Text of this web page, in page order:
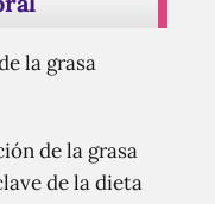
la grasa
de la grasa
de la dieta